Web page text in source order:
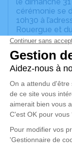
cérémonie se
10h30 à
Rouergue et
12700
Nous vous
laisser vos
souvenirs, une
à travers des
est un lieu
mémoire de
Un service de
disponible ici.